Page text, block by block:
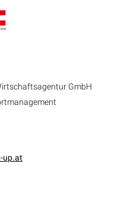
GmbH
up.at